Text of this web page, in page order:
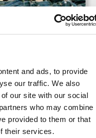
and ads, to provide
our traffic. We also
our site with our social
who may combine
provided to them or that
their services.
opérationnelle